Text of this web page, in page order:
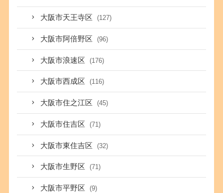
大阪市天王寺区 (127)
大阪市阿倍野区 (96)
大阪市浪速区 (176)
大阪市西成区 (116)
大阪市住之江区 (45)
大阪市住吉区 (71)
大阪市東住吉区 (32)
大阪市生野区 (71)
大阪市平野区 (9)